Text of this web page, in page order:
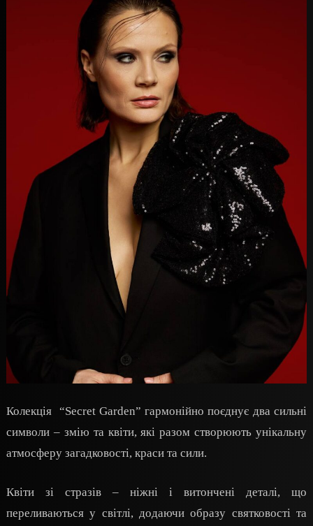
Колекція “Secret Garden” гармонійно поєднує два сильні
символи – змію та квіти, які разом створюють унікальну
атмосферу загадковості, краси та сили.
Квіти зі стразів – ніжні і витончені деталі, що
переливаються у світлі, додаючи образу святковості та